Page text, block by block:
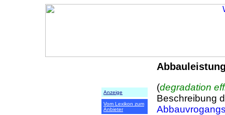
Anzeige
Vom Lexikon zum
Anbieter
(degradation
Beschreibung